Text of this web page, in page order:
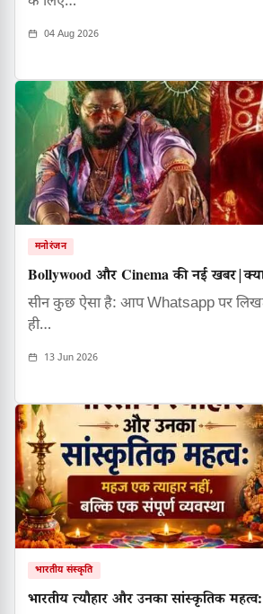
04 Aug 2026
मनोरंजन
Bollywood और Cinema की नई
सीन कुछ ऐसा है: आप Whatsapp पर
ही…
13 Jun 2026
भारतीय संस्कृति
भारतीय त्यौहार और उनका सांस्कृतिक